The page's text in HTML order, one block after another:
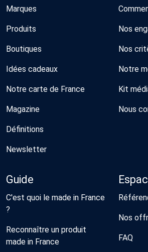
Marques
Produits
Boutiques
Idées cadeaux
Notre carte de France
Magazine
Définitions
Newsletter
Nos
Nos
Notre
Kit
Nous
Guide
C'est quoi le made in France
?
Reconnaître un produit
made in France
Nos
FAQ